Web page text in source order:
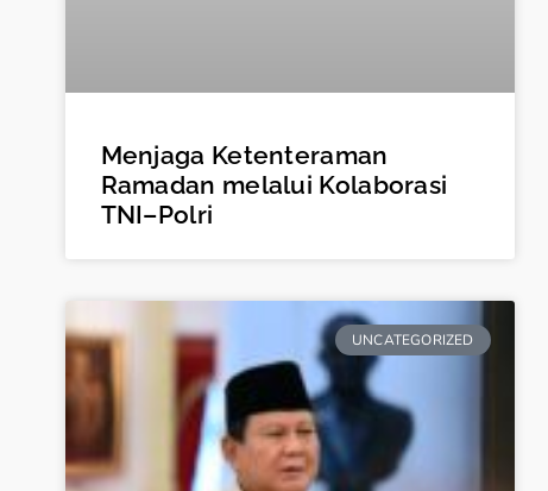
Menjaga Ketenteraman
Ramadan melalui Kolaborasi
TNI–Polri
UNCATEGORIZED